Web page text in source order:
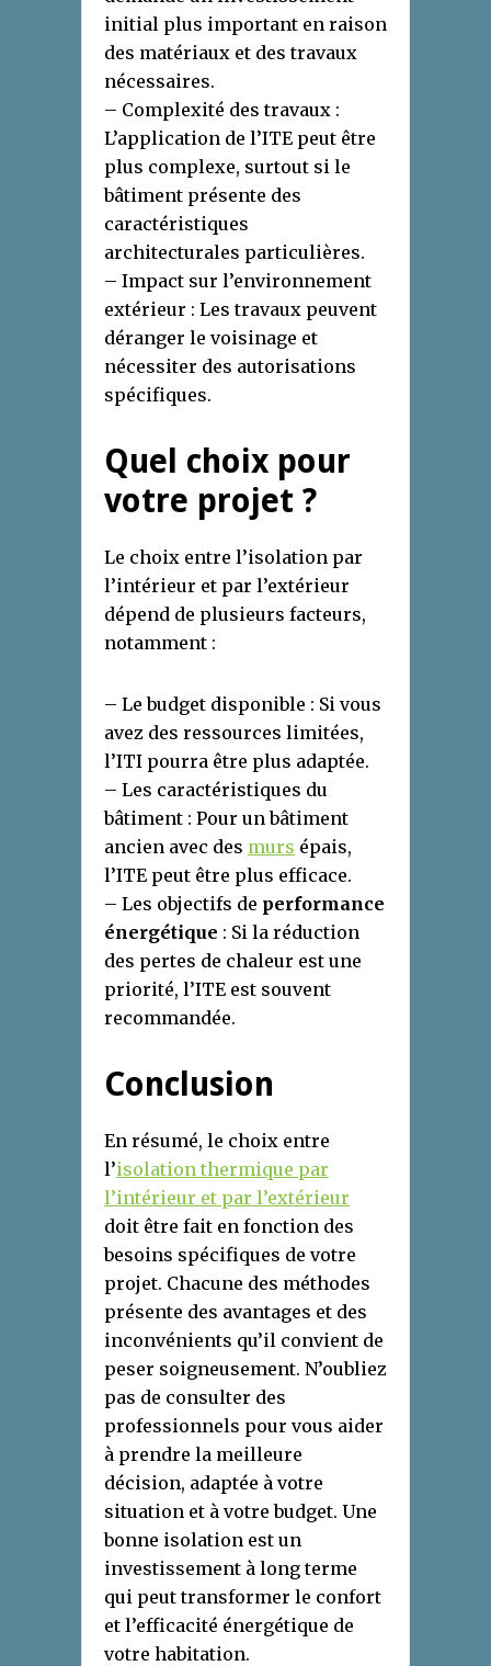
initial plus important en raison
des matériaux et des travaux
nécessaires.
– Complexité des travaux :
L’application de l’ITE peut être
plus complexe, surtout si le
bâtiment présente des
caractéristiques
architecturales particulières.
– Impact sur l’environnement
extérieur : Les travaux peuvent
déranger le voisinage et
nécessiter des autorisations
spécifiques.
Quel choix pour
votre projet ?
Le choix entre l’isolation par
l’intérieur et par l’extérieur
dépend de plusieurs facteurs,
notamment :
– Le budget disponible : Si vous
avez des ressources limitées,
l’ITI pourra être plus adaptée.
– Les caractéristiques du
bâtiment : Pour un bâtiment
ancien avec des murs épais,
l’ITE peut être plus efficace.
– Les objectifs de performance
énergétique : Si la réduction
des pertes de chaleur est une
priorité, l’ITE est souvent
recommandée.
Conclusion
En résumé, le choix entre
l’isolation thermique par
l’intérieur et par l’extérieur
doit être fait en fonction des
besoins spécifiques de votre
projet. Chacune des méthodes
présente des avantages et des
inconvénients qu’il convient de
peser soigneusement. N’oubliez
pas de consulter des
professionnels pour vous aider
à prendre la meilleure
décision, adaptée à votre
situation et à votre budget. Une
bonne isolation est un
investissement à long terme
qui peut transformer le confort
et l’efficacité énergétique de
votre habitation.